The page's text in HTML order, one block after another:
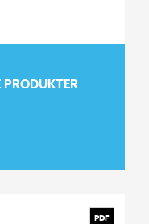
PDF